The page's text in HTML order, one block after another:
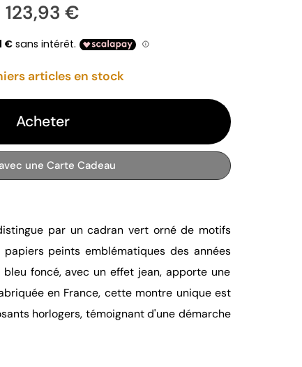
123,93 €
articles en stock
Acheter
une Carte Cadeau
par un cadran vert orné de motifs
peints emblématiques des années
foncé, avec un effet jean, apporte une
en France, cette montre unique est
horlogers, témoignant d'une démarche